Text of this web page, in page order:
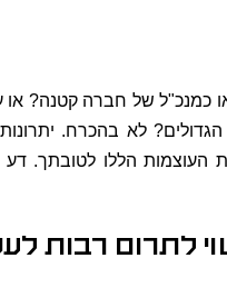
כמנכ"ל של חברה קטנה?
לא בהכרח.
העוצמות הללו לטובתך.
לתרום רבות